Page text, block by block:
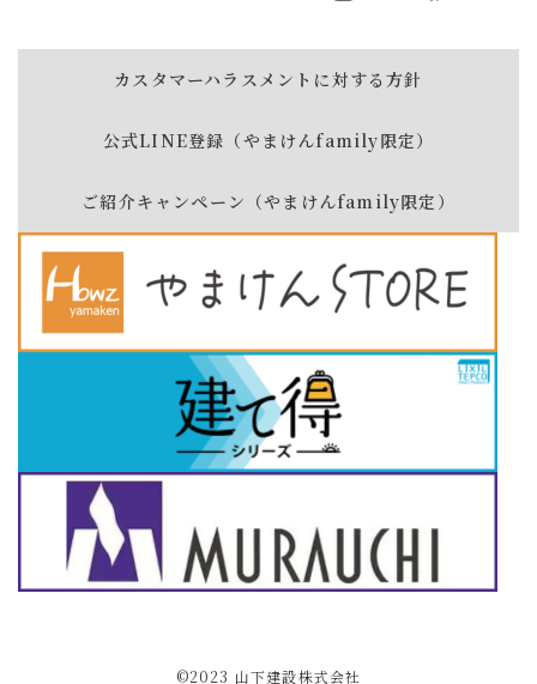
カスタマーハラスメントに対する方針
公式LINE登録（やまけんfamily限定）
ご紹介キャンペーン（やまけんfamily限定）
©2023 ⼭下建設株式会社